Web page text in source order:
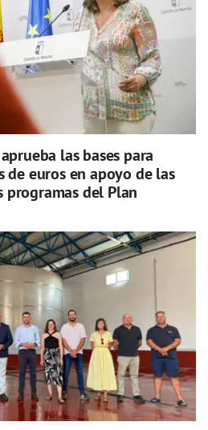
las bases para
euros en apoyo de las
programas del Plan